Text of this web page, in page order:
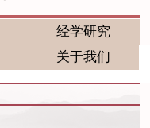
经学研究
关于我们